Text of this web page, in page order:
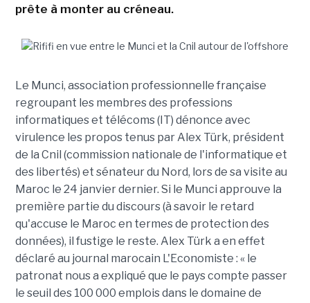
prête à monter au créneau.
Le Munci, association professionnelle française
regroupant les membres des professions
informatiques et télécoms (IT) dénonce avec
virulence les propos tenus par Alex Türk, président
de la Cnil (commission nationale de l'informatique et
des libertés) et sénateur du Nord, lors de sa visite au
Maroc le 24 janvier dernier. Si le Munci approuve la
première partie du discours (à savoir le retard
qu'accuse le Maroc en termes de protection des
données), il fustige le reste. Alex Türk a en effet
déclaré au journal marocain L'Economiste : « le
patronat nous a expliqué que le pays compte passer
le seuil des 100 000 emplois dans le domaine de